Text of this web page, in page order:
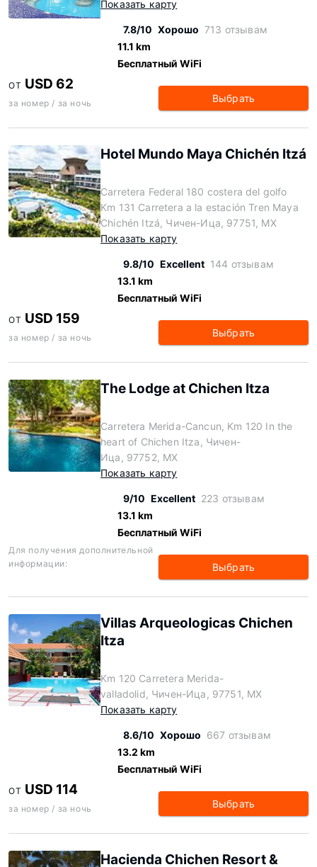
Показать карту
7.8/10 Хорошо 713 отзывам
11.1 km
Бесплатный WiFi
ОТ USD 62
за номер / за ночь Выбрать
Hotel Mundo Maya Chichén Itzá
Carretera Federal 180 costera del golfo
Km 131 Carretera a la estación Tren Maya
Chichén Itzá, Чичен-Ица, 97751, MX
Показать карту
9.8/10 Excellent 144 отзывам
13.1 km
Бесплатный WiFi
ОТ USD 159
за номер / за ночь Выбрать
The Lodge at Chichen Itza
Carretera Merida-Cancun, Km 120 In the
heart of Chichen Itza, Чичен-
Ица, 97752, MX
Показать карту
9/10 Excellent 223 отзывам
13.1 km
Бесплатный WiFi
Для получения дополнительной
информации:
Выбрать
Villas Arqueologicas Chichen
Itza
Km 120 Carretera Merida-
valladolid, Чичен-Ица, 97751, MX
Показать карту
8.6/10 Хорошо 667 отзывам
13.2 km
Бесплатный WiFi
ОТ USD 114
за номер / за ночь Выбрать
Hacienda Chichen Resort &